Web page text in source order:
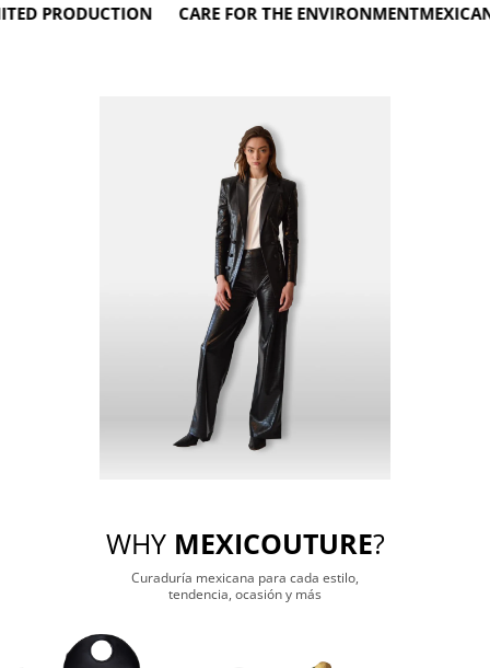
CARE FOR THE ENVIRONMENTMEXICAN
WHY MEXICOUTURE?
Curaduría mexicana para cada estilo,
tendencia, ocasión y más